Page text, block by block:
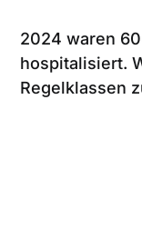
2024 waren
hospitalisiert.
Regelklassen